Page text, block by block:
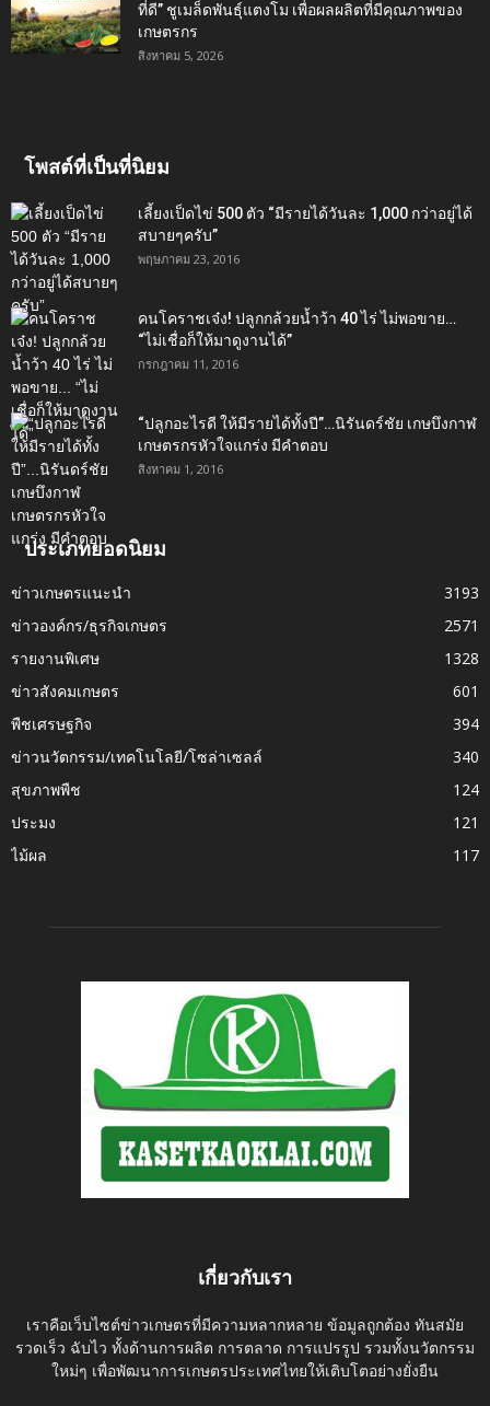
ที่ดี” ชูเมล็ดพันธุ์แตงโม เพื่อผลผลิตที่มีคุณภาพของ
เกษตรกร
สิงหาคม 5, 2026
โพสต์ที่เป็นที่นิยม
เลี้ยงเป็ดไข่ 500 ตัว “มีรายได้วันละ 1,000 กว่าอยู่ได้
สบายๆครับ”
พฤษภาคม 23, 2016
คนโคราชเจ๋ง! ปลูกกล้วยน้ำว้า 40 ไร่ ไม่พอขาย…
“ไม่เชื่อก็ให้มาดูงานได้”‬
กรกฎาคม 11, 2016
“ปลูกอะไรดี ให้มีรายได้ทั้งปี”…นิรันดร์ชัย เกษบึงกาฬ
เกษตรกรหัวใจแกร่ง มีคำตอบ
สิงหาคม 1, 2016
ประเภทยอดนิยม
ข่าวเกษตรแนะนำ
3193
ข่าวองค์กร/ธุรกิจเกษตร
2571
รายงานพิเศษ
1328
ข่าวสังคมเกษตร
601
พืชเศรษฐกิจ
394
ข่าวนวัตกรรม/เทคโนโลยี/โซล่าเซลล์
340
สุขภาพพืช
124
ประมง
121
ไม้ผล
117
เกี่ยวกับเรา
เราคือเว็บไซต์ข่าวเกษตรที่มีความหลากหลาย ข้อมูลถูกต้อง ทันสมัย
รวดเร็ว ฉับไว ทั้งด้านการผลิต การตลาด การแปรรูป รวมทั้งนวัตกรรม
ใหม่ๆ เพื่อพัฒนาการเกษตรประเทศไทยให้เติบโตอย่างยั่งยืน